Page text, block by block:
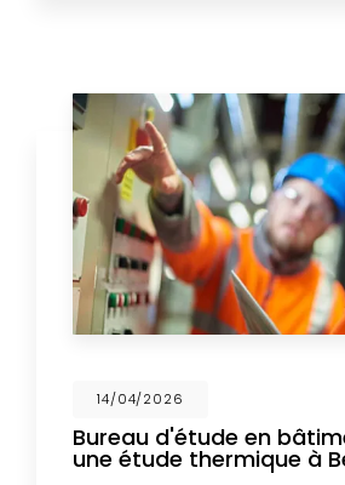
14/04/2026
Bureau d'étude en
une étude thermique à